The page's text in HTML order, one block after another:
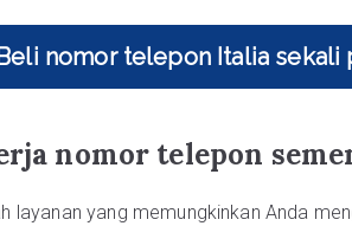
nomor telepon Italia sekali
nomor telepon
layanan yang memungkinkan Anda